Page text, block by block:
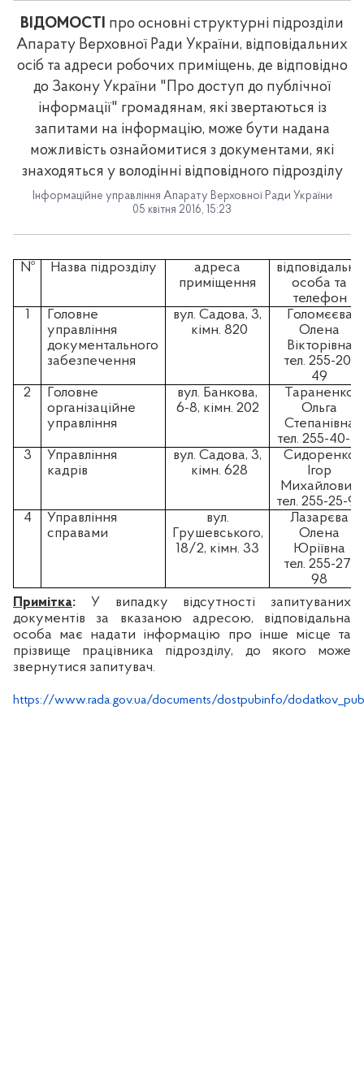
ВІДОМОСТІ про основні структурні підрозділи
Апарату Верховної Ради України, відповідальних
осіб та адреси робочих приміщень, де відповідно
до Закону України "Про доступ до публічної
інформації" громадянам, які звертаються із
запитами на інформацію, може бути надана
можливість ознайомитися з документами, які
знаходяться у володінні відповідного підрозділу
Інформаційне управління Апарату Верховної Ради України
05 квітня 2016, 15:23
№ Назва підрозділу
адреса
приміщення
відповідальна
особа та
телефон
1
Головне
управління
документального
забезпечення
вул. Садова, 3,
кімн. 820
Голомєєва
Олена
Вікторівна
тел. 255-20-
49
2
Головне
організаційне
управління
вул. Банкова,
6-8, кімн. 202
Тараненко
Ольга
Степанівна
тел. 255-40-51
3
Управління
кадрів
вул. Садова, 3,
кімн. 628
Сидоренко
Ігор
Михайлович
тел. 255-25-94
4
Управління
справами
вул.
Грушевського,
18/2, кімн. 33
Лазарєва
Олена
Юріївна
тел. 255-27-
98
Примітка:
У випадку відсутності запитуваних
документів за вказаною адресою, відповідальна
особа має надати інформацію про інше місце та
прізвище працівника підрозділу, до якого може
звернутися запитувач.
https://www.rada.gov.ua/documents/dostpubinfo/